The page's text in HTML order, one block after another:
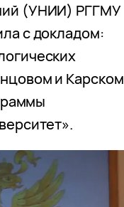
(УНИИ) РГГМУ
с докладом:
и Карском